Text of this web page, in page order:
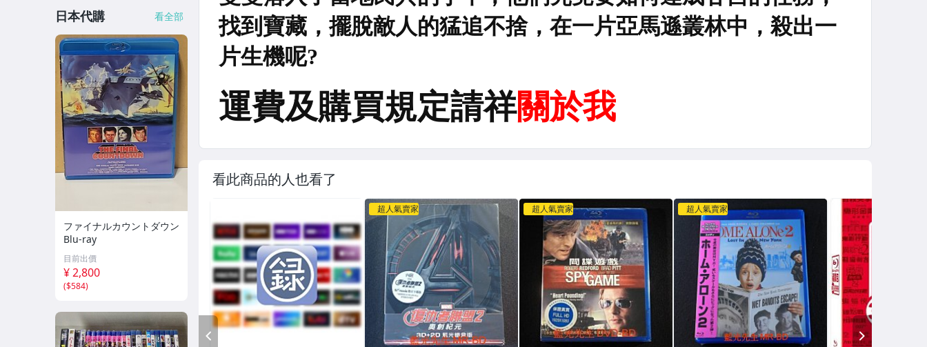
看此商品的人也看了
超人氣賣家 超人氣賣家 超人氣賣家
日本代購 看全部
ファイナルカウントダウン
Blu-ray
目前出價
¥ 2,800
($584)